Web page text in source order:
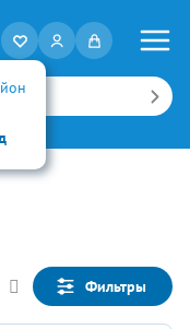
Фильтры